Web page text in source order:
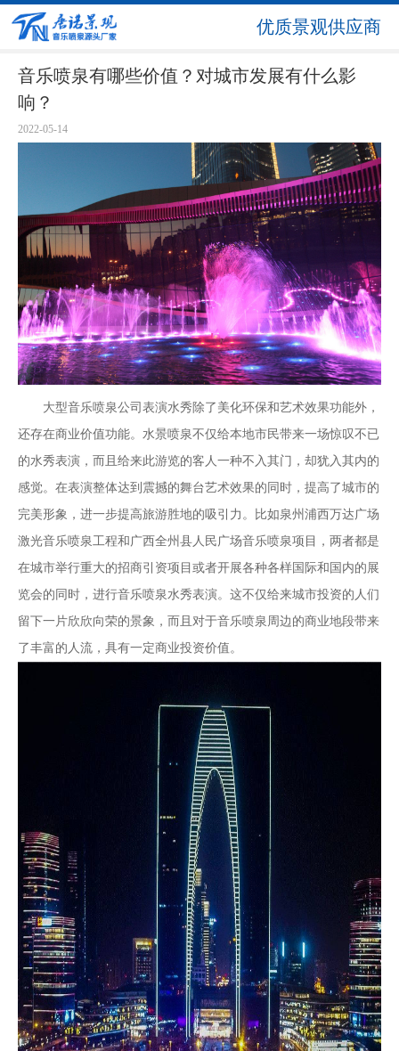
优质景观供应商
音乐喷泉有哪些价值？对城市发展有什么影
响？
2022-05-14
大型音乐喷泉公司 表演水秀除了美化环保和艺术效果功能外，
还存在商业价值功能。水景喷泉不仅给本地市民带来一场惊叹不已
的水秀表演，而且给来此游览的客人一种不入其门，却犹入其内的
感觉。在表演整体达到震撼的舞台艺术效果的同时，提高了城市的
完美形象，进一步提高旅游胜地的吸引力。比如泉州浦西万达广场
激光音乐喷泉工程和广西全州县人民广场音乐喷泉项目，两者都是
在城市举行重大的招商引资项目或者开展各种各样国际和国内的展
览会的同时，进行音乐喷泉水秀表演。这不仅给来城市投资的人们
留下一片欣欣向荣的景象，而且对于音乐喷泉周边的商业地段带来
了丰富的人流，具有一定商业投资价值。